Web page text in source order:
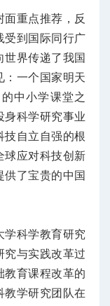
重点推荐，反
受到国际同行广
界传递了我国
：一个国家明天
中小学课堂之
身科学研究事业
技自立自强的根
球应对科技创新
供了宝贵的中国
学科学教育研究
究与实践改革过
教育课程改革的
教学研究团队在